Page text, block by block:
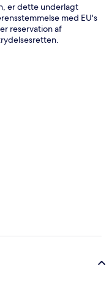
er dette underlagt
med EU's
reservation af